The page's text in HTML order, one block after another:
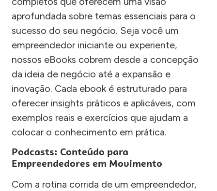
aprofundada sobre temas essenciais para o
sucesso do seu negócio. Seja você um
empreendedor iniciante ou experiente,
nossos eBooks cobrem desde a concepção
da ideia de negócio até a expansão e
inovação. Cada ebook é estruturado para
oferecer insights práticos e aplicáveis, com
exemplos reais e exercícios que ajudam a
colocar o conhecimento em prática.
Podcasts: Conteúdo para
Empreendedores em Movimento
Com a rotina corrida de um empreendedor,